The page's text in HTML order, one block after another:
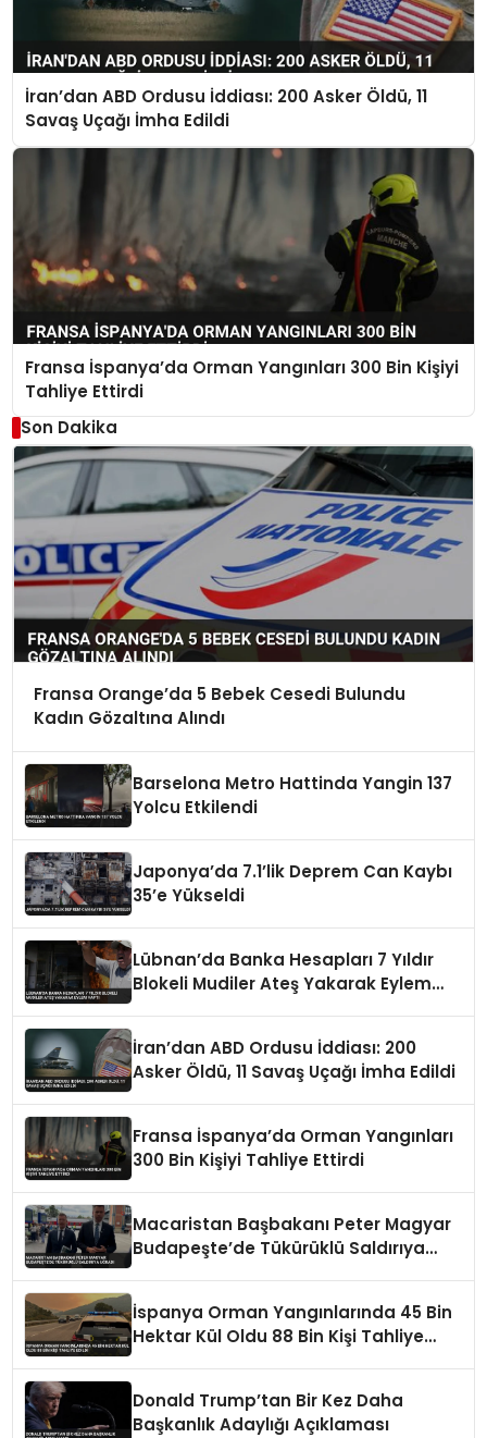
İran’dan ABD Ordusu İddiası: 200 Asker Öldü, 11
Savaş Uçağı İmha Edildi
Fransa İspanya’da Orman Yangınları 300 Bin Kişiyi
Tahliye Ettirdi
Son Dakika
Fransa Orange’da 5 Bebek Cesedi Bulundu
Kadın Gözaltına Alındı
Barselona Metro Hattinda Yangin 137
Yolcu Etkilendi
Japonya’da 7.1’lik Deprem Can Kaybı
35’e Yükseldi
Lübnan’da Banka Hesapları 7 Yıldır
Blokeli Mudiler Ateş Yakarak Eylem
İran’dan ABD Ordusu İddiası: 200
Asker Öldü, 11 Savaş Uçağı İmha Edildi
Fransa İspanya’da Orman Yangınları
300 Bin Kişiyi Tahliye Ettirdi
Macaristan Başbakanı Peter Magyar
Budapeşte’de Tükürüklü Saldırıya
İspanya Orman Yangınlarında 45 Bin
Hektar Kül Oldu 88 Bin Kişi Tahliye
Donald Trump’tan Bir Kez Daha
Başkanlık Adaylığı Açıklaması